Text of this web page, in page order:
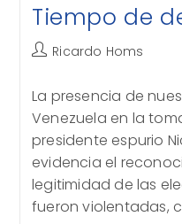
Tiempo de
Autor
entrada:
Ricardo Homs
La presencia de
Venezuela en la
presidente espurio
evidencia el
legitimidad de las
fueron violentadas,